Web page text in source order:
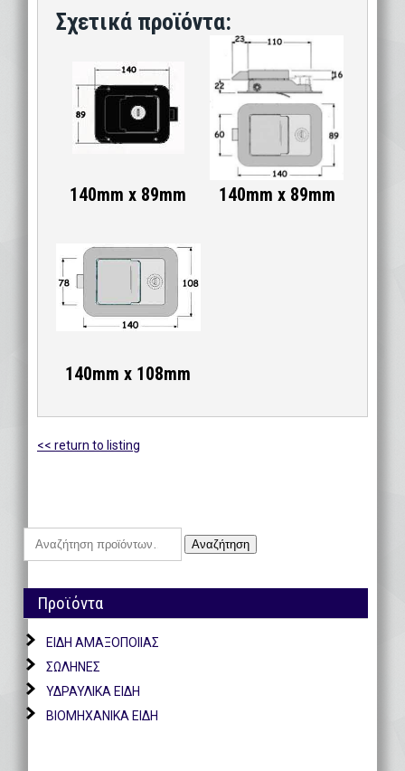
140mm x 89mm 140mm x 89mm
140mm x 108mm
<< return to listing
Αναζήτηση
για:
Αναζήτηση
Προϊόντα
ΕΙΔΗ ΑΜΑΞΟΠΟΙΙΑΣ
ΣΩΛΗΝΕΣ
ΥΔΡΑΥΛΙΚΑ ΕΙΔΗ
ΒΙΟΜΗΧΑΝΙΚΑ ΕΙΔΗ